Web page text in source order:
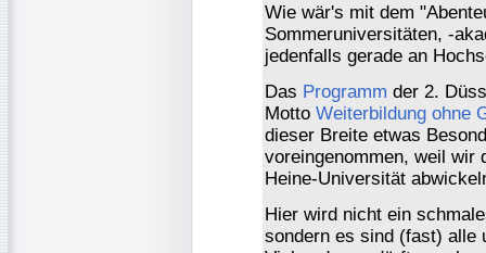
Wie wär's mit dem
Sommeruniversitäten, -
jedenfalls gerade an
Das Programm der 2.
Motto Weiterbildung ohne
dieser Breite etwas
voreingenommen, weil wir
Heine-Universität
Hier wird nicht ein
sondern es sind (fast) alle